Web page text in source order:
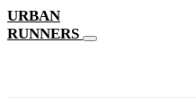
URBAN
RUNNERS